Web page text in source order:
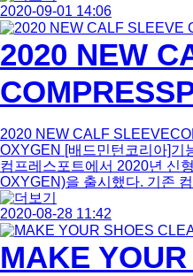
2020-09-01 14:06
2020 NEW
2020 NEW CALF
OXYGEN [배드민턴코리아]기
컴프레스포트에서 2020년 신
OXYGEN)을 출시했다. 기존
2020-08-28 11:42
MAKE